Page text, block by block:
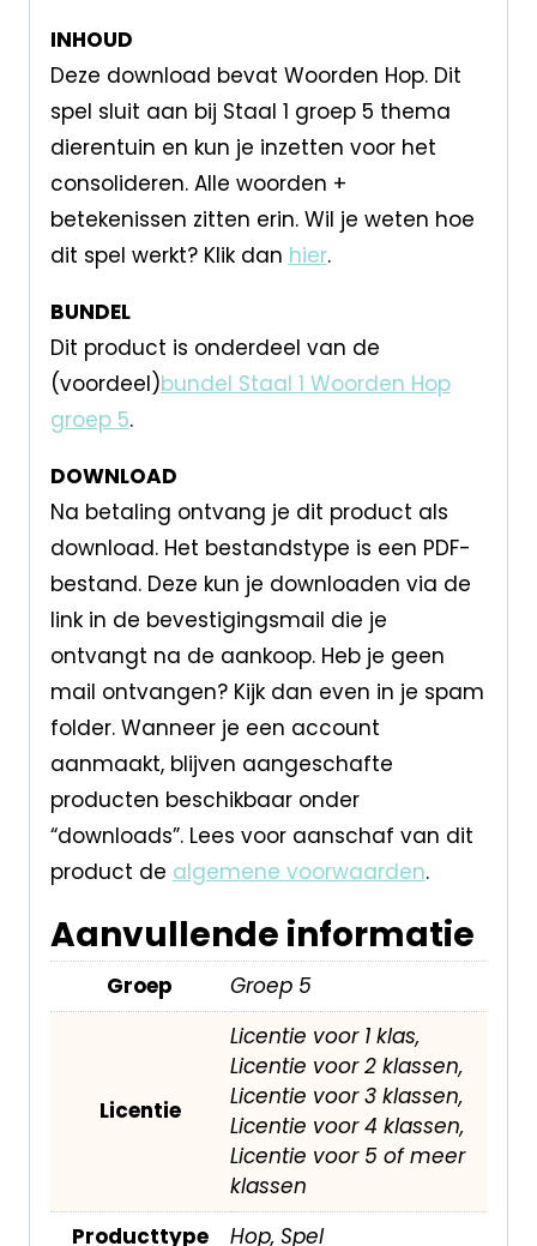
INHOUD
Deze download bevat Woorden Hop. Dit
spel sluit aan bij Staal 1 groep 5 thema
dierentuin en kun je inzetten voor het
consolideren. Alle woorden +
betekenissen zitten erin. Wil je weten hoe
dit spel werkt? Klik dan hier.
BUNDEL
Dit product is onderdeel van de
(voordeel)bundel Staal 1 Woorden Hop
groep 5.
DOWNLOAD
Na betaling ontvang je dit product als
download. Het bestandstype is een PDF-
bestand. Deze kun je downloaden via de
link in de bevestigingsmail die je
ontvangt na de aankoop. Heb je geen
mail ontvangen? Kijk dan even in je spam
folder. Wanneer je een account
aanmaakt, blijven aangeschafte
producten beschikbaar onder
“downloads”. Lees voor aanschaf van dit
product de algemene voorwaarden.
Aanvullende informatie
Groep Groep 5
Licentie
Licentie voor 1 klas,
Licentie voor 2 klassen,
Licentie voor 3 klassen,
Licentie voor 4 klassen,
Licentie voor 5 of meer
klassen
Producttype
Hop, Spel